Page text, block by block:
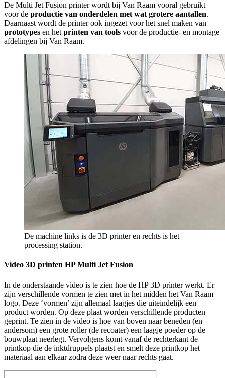
De Multi Jet Fusion printer wordt bij Van Raam vooral gebruikt
voor de productie van onderdelen met wat grotere aantallen.
Daarnaast wordt de printer ook ingezet voor het snel maken van
prototypes en het printen van tools voor de productie- en montage
afdelingen bij Van Raam.
De machine links is de 3D printer en rechts is het
processing station.
Video 3D printen HP Multi Jet Fusion
In de onderstaande video is te zien hoe de HP 3D printer werkt. Er
zijn verschillende vormen te zien met in het midden het Van Raam
logo. Deze ‘vormen’ zijn allemaal laagjes die uiteindelijk een
product worden. Op deze plaat worden verschillende producten
geprint. Te zien in de video is hoe van boven naar beneden (en
andersom) een grote roller (de recoater) een laagje poeder op de
bouwplaat neerlegt. Vervolgens komt vanaf de rechterkant de
printkop die de inktdruppels plaatst en smelt deze printkop het
materiaal aan elkaar zodra deze weer naar rechts gaat.